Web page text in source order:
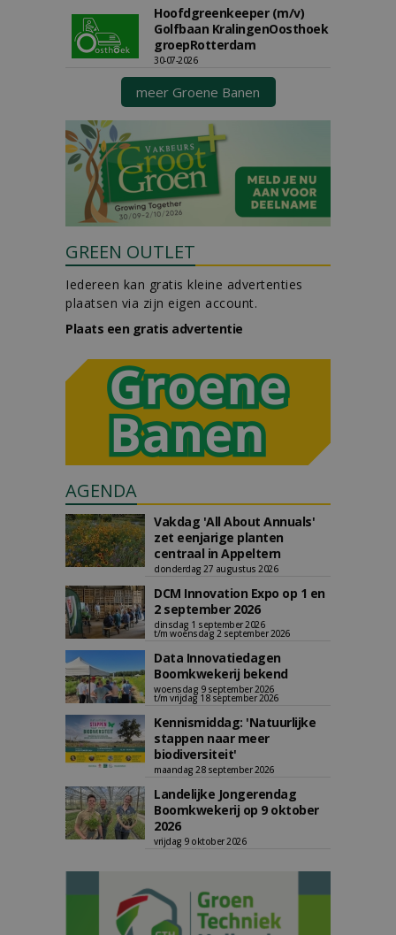
Hoofdgreenkeeper (m/v)
Golfbaan KralingenOosthoek
groepRotterdam
30-07-2026
meer Groene Banen
GREEN OUTLET
Iedereen kan gratis kleine advertenties
plaatsen via zijn eigen account.
Plaats een gratis advertentie
AGENDA
Vakdag 'All About Annuals'
zet eenjarige planten
centraal in Appeltern
donderdag 27 augustus 2026
DCM Innovation Expo op 1 en
2 september 2026
dinsdag 1 september 2026
t/m woensdag 2 september 2026
Data Innovatiedagen
Boomkwekerij bekend
woensdag 9 september 2026
t/m vrijdag 18 september 2026
Kennismiddag: 'Natuurlijke
stappen naar meer
biodiversiteit'
maandag 28 september 2026
Landelijke Jongerendag
Boomkwekerij op 9 oktober
2026
vrijdag 9 oktober 2026